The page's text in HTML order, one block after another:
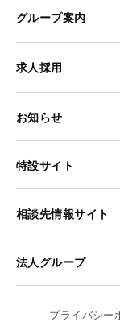
グループ案内
求人採用
お知らせ
特設サイト
相談先情報サイト
法人グループ
プライバシー